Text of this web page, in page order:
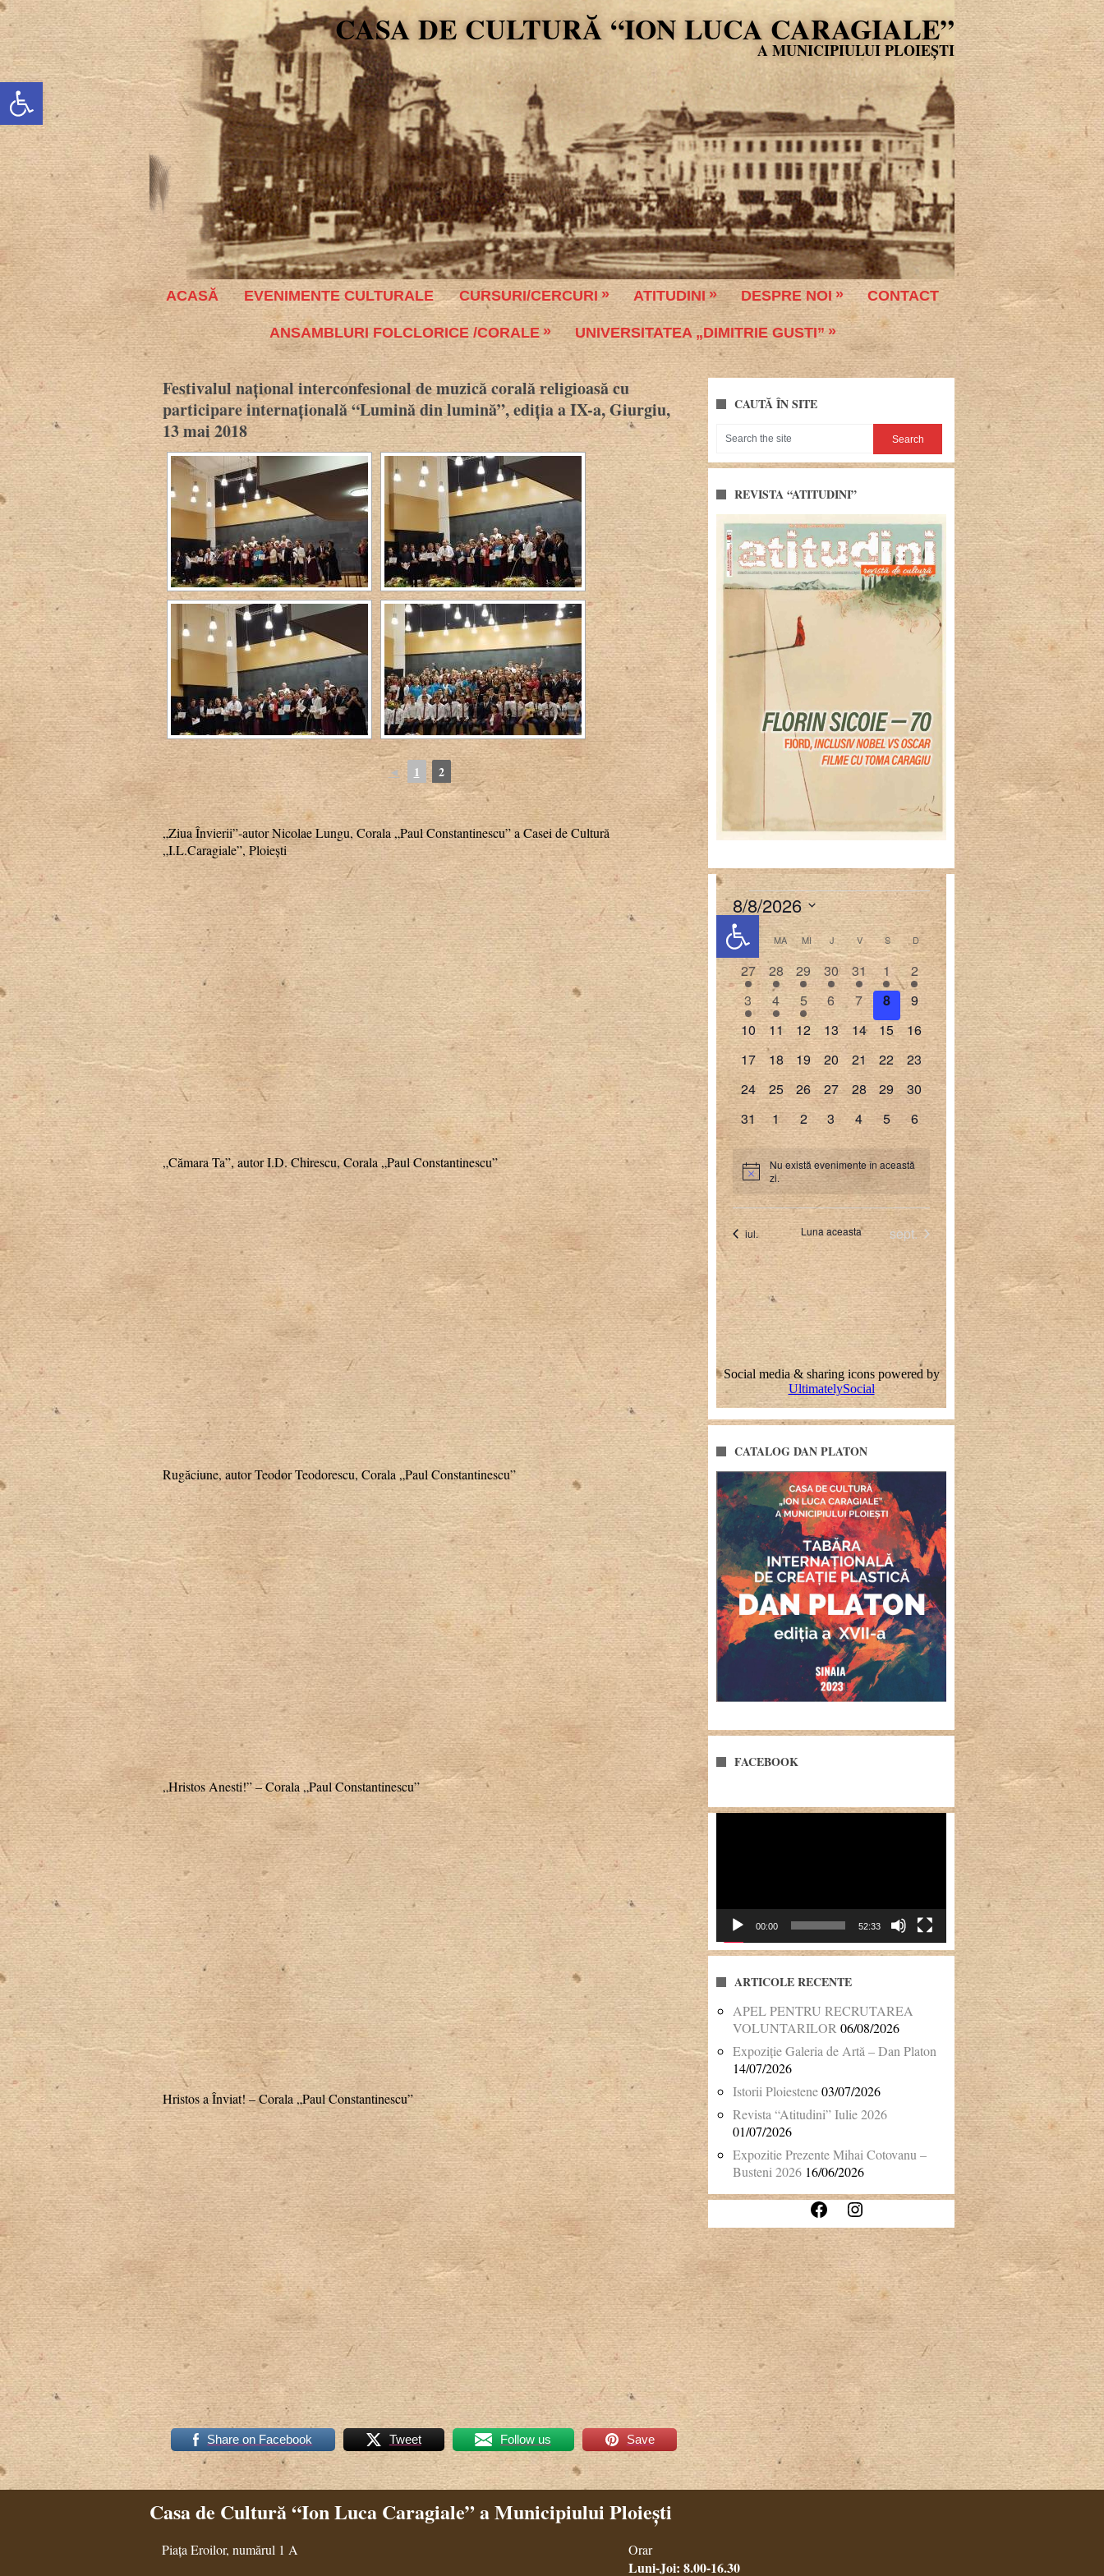
Deschide bara de unelte
CASA DE CULTURĂ “ION LUCA CARAGIALE”
ACASĂ EVENIMENTE CULTURALE CURSURI/CERCURI ATITUDINI DESPRE NOI CONTACT
ANSAMBLURI FOLCLORICE /CORALE UNIVERSITATEA „DIMITRIE GUSTI”
Festivalul național interconfesional de muzică corală religioasă cu
participare internațională “Lumină din lumină”, ediția a IX-a, Giurgiu,
13 mai 2018
◄ 1 2
„Ziua Învierii”-autor Nicolae Lungu, Corala „Paul Constantinescu” a Casei de Cultură
„I.L.Caragiale”, Ploiești
„Cămara Ta”, autor I.D. Chirescu, Corala „Paul Constantinescu”
Rugăciune, autor Teodor Teodorescu, Corala „Paul Constantinescu”
„Hristos Anesti!” – Corala „Paul Constantinescu”
Hristos a Înviat! – Corala „Paul Constantinescu”
Share on Facebook Tweet Follow us Save
CAUTĂ ÎN SITE
REVISTA “ATITUDINI”
CATALOG DAN PLATON
FACEBOOK
00:00 52:33
ARTICOLE RECENTE
APEL PENTRU RECRUTAREA
VOLUNTARILOR06/08/2026
Expoziție Galeria de Artă – Dan Platon
14/07/2026
Istorii Ploiestene03/07/2026
Revista “Atitudini” Iulie 2026
01/07/2026
Expozitie Prezente Mihai Cotovanu –
Busteni 2026 16/06/2026
Facebook Instagram
Casa de Cultură “Ion Luca Caragiale” a Municipiului Ploiești
Piața Eroilor, numărul 1 A
Orar
Luni-Joi: 8.00-16.30